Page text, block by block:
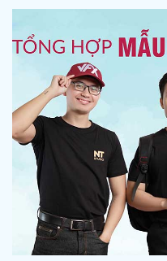
rất nhiều công ty quan
khảo và lựa chọn đa